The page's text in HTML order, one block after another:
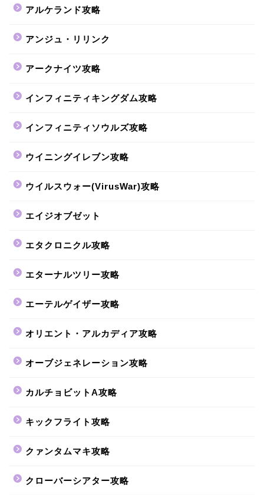
アルケランド攻略
アンジュ・リリンク
アークナイツ攻略
インフィニティキングダム攻略
インフィニティソウルズ攻略
ウイニングイレブン攻略
ウイルスウォー(VirusWar)攻略
エイジオブゼット
エタクロニクル攻略
エターナルツリー攻略
エーテルゲイザー攻略
オリエント・アルカディア攻略
オーブジェネレーション攻略
カルチョビットA攻略
キックフライト攻略
クァンタムマキ攻略
クローバーシアター攻略